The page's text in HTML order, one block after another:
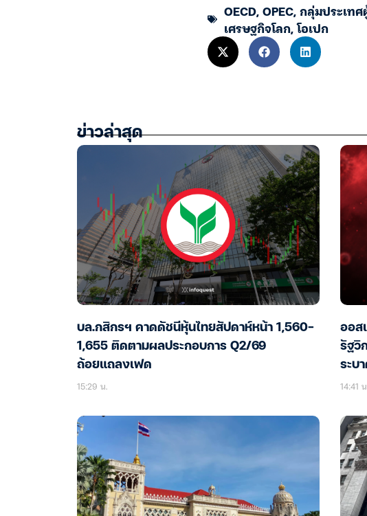
OECD,OPEC,กลุ่มประเท
เศรษฐกิจโลก,โอเปก
ข่าวล่าสุด
บล.กสิกรฯ คาดดัชนีหุ้นไทยสัปดาห์หน้า 1,560-
1,655 ติดตามผลประกอบการ Q2/69
ถ้อยแถลงเฟด
15:29 น.
ออส
รัฐวิ
ระบ
14:41